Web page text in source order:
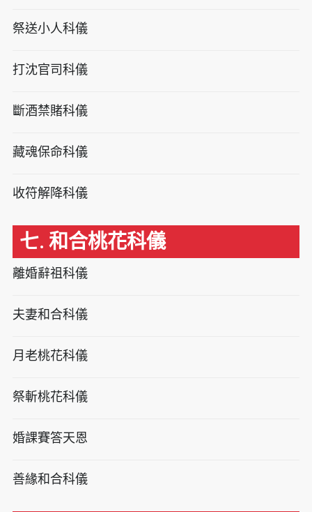
祭送小人科儀
打沈官司科儀
斷酒禁賭科儀
藏魂保命科儀
收符解降科儀
七. 和合桃花科儀
離婚辭祖科儀
夫妻和合科儀
月老桃花科儀
祭斬桃花科儀
婚課賽答天恩
善緣和合科儀